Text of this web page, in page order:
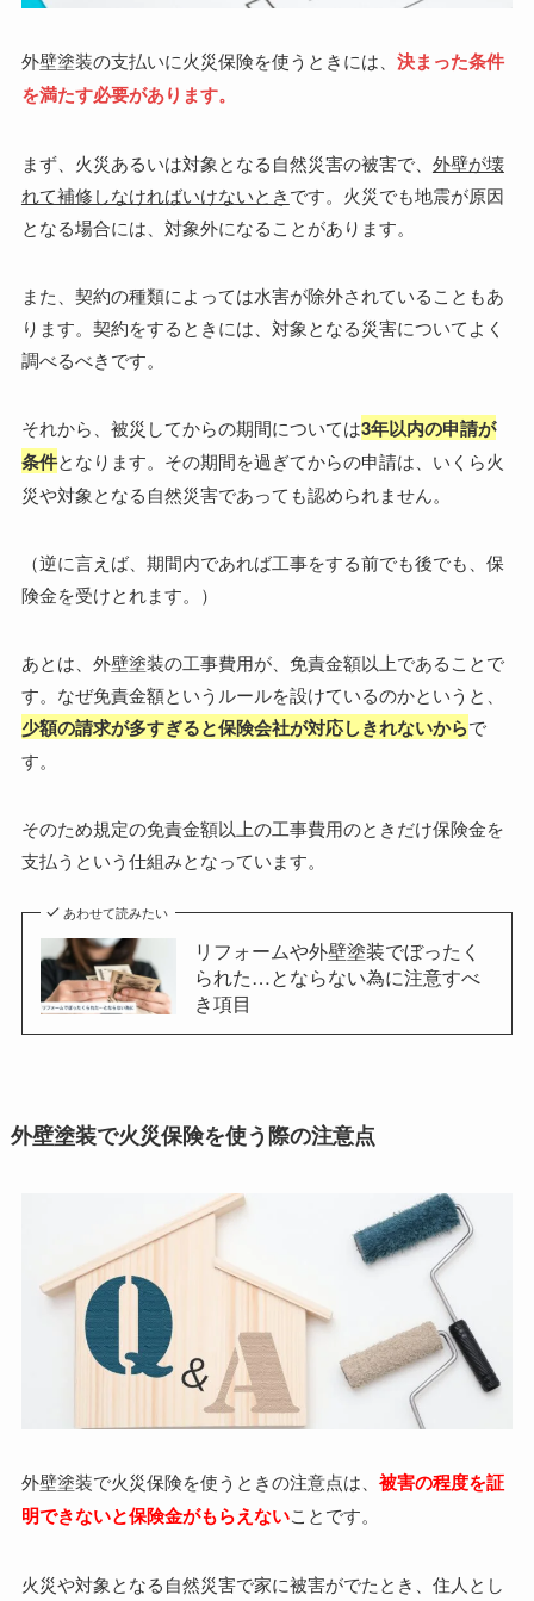
外壁塗装の支払いに火災保険を使うときには、 決まった条件
を満たす必要があります。
まず、火災あるいは対象となる自然災害の被害で、 外壁が壊
れて補修しなければいけないときです。火災でも地震が原因
となる場合には、対象外になることがあります。
また、契約の種類によっては水害が除外されていることもあ
ります。契約をするときには、対象となる災害についてよく
調べるべきです。
それから、被災してからの期間については3年以内の申請が
条件となります。その期間を過ぎてからの申請は、いくら火
災や対象となる自然災害であっても認められません。
（逆に言えば、期間内であれば工事をする前でも後でも、保
険金を受けとれます。）
あとは、外壁塗装の工事費用が、免責金額以上であることで
す。なぜ免責金額というルールを設けているのかというと、
少額の請求が多すぎると保険会社が対応しきれないからで
す。
そのため規定の免責金額以上の工事費用のときだけ保険金を
支払うという仕組みとなっています。
あわせて読みたい
リフォームや外壁塗装でぼったく
られた…とならない為に注意すべ
き項目
外壁塗装で火災保険を使う際の注意点
外壁塗装で火災保険を使うときの注意点は、 被害の程度を証
明できないと保険金がもらえないことです。
火災や対象となる自然災害で家に被害がでたとき、住人とし